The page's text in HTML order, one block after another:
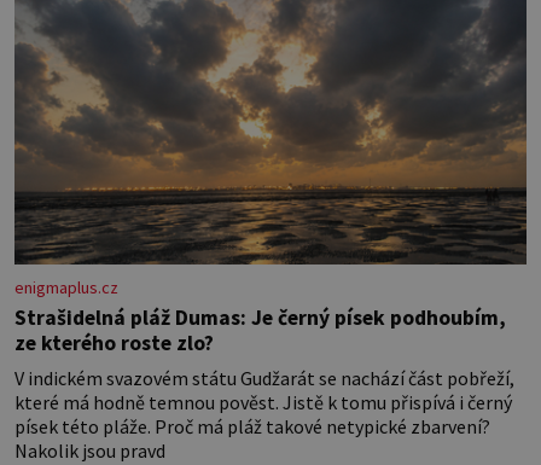
enigmaplus.cz
Strašidelná pláž Dumas: Je černý písek podhoubím,
ze kterého roste zlo?
V indickém svazovém státu Gudžarát se nachází část pobřeží,
které má hodně temnou pověst. Jistě k tomu přispívá i černý
písek této pláže. Proč má pláž takové netypické zbarvení?
Nakolik jsou pravd